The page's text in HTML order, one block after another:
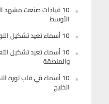
10 قيادات صنعت مشهد
الأوسط
10 أسماء تعيد تشكيل اللوجستيات الذكية في الخليج
10 أسماء تعيد تشكيل
والمنطقة
10 أسماء في قلب ثورة
الخليج